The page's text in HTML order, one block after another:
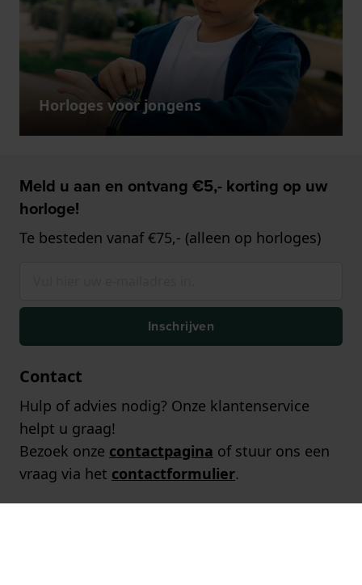
Horloges voor jongens
Meld u aan en ontvang €5,- korting op uw
horloge!
Te besteden vanaf €75,- (alleen op horloges)
Inschrijven
Contact
Hulp of advies nodig? Onze klantenservice
helpt u graag!
Bezoek onze contactpagina of stuur ons een
vraag via het contactformulier.